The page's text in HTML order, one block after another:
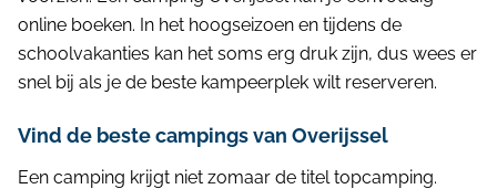
online boeken. In het hoogseizoen en tijdens de
schoolvakanties kan het soms erg druk zijn, dus wees er
snel bij als je de beste kampeerplek wilt reserveren.
Vind de beste campings van Overijssel
Een camping krijgt niet zomaar de titel topcamping.